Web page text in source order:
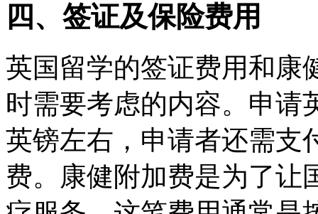
四、签证及保险费用
英国留学的签证费用和康
时需要考虑的内容。申请
英镑左右，申请者还需支
费。康健附加费是为了让